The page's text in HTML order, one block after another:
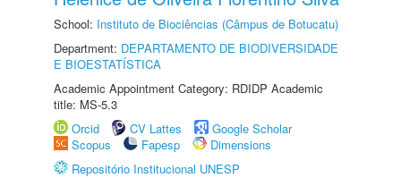
School: Instituto de Biociências (Câmpus de Botucatu)
Department: DEPARTAMENTO DE BIODIVERSIDADE
E BIOESTATÍSTICA
Academic Appointment Category: RDIDP Academic
title: MS-5.3
Orcid
CV Lattes
Google Scholar
Scopus
Fapesp
Dimensions
Repositório Institucional UNESP